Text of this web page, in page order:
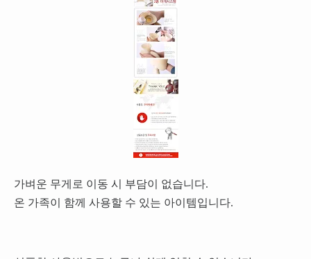
가벼운 무게로 이동 시 부담이 없습니다.
온 가족이 함께 사용할 수 있는 아이템입니다.